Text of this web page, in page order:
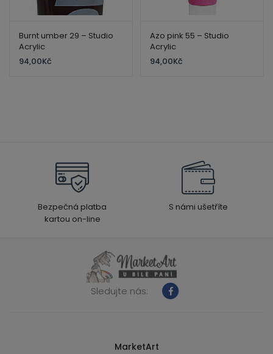
Burnt umber 29 – Studio
Acrylic
94,00Kč
Azo pink 55 – Studio
Acrylic
94,00Kč
Bezpečná platba
kartou on-line
S námi ušetříte
Sledujte nás:
MarketArt